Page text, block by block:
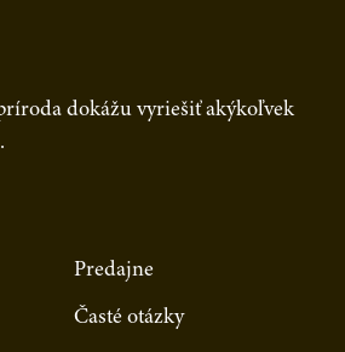
dokážu vyriešiť akýkoľvek
Predajne
Časté otázky